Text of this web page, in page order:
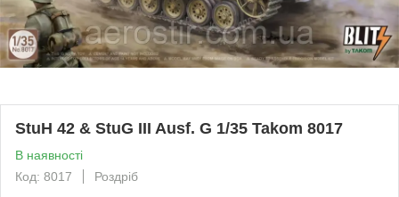
StuH 42 & StuG III Ausf. G 1/35 Takom 8017
В наявності
Код: 8017
Роздріб